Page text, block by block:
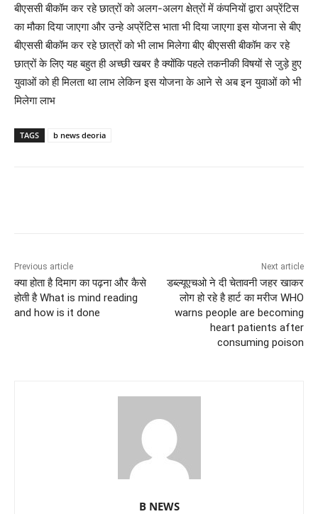
बीएससी बीकॉम कर रहे छात्रों को अलग-अलग क्षेत्रों में कंपनियों द्वारा अप्रेंटिस
का मौका दिया जाएगा और उन्हे अप्रेंटिस भाता भी दिया जाएगा इस योजना से बीए
बीएससी बीकॉम कर रहे छात्रों को भी लाभ मिलेगा बीए बीएससी बीकॉम कर रहे
छात्रों के लिए यह बहुत ही अच्छी खबर है क्योंकि पहले तकनीकी विषयों से जुड़े हुए
युवाओं को ही मिलता था लाभ लेकिन इस योजना के आने से अब इन युवाओं को भी
मिलेगा लाभ
TAGS b news deoria
Previous article
क्या होता है दिमाग का पढ़ना और कैसे
होती है What is mind reading
and how is it done
Next article
डब्ल्यूएचओ ने दी चेतावनी जहर खाकर
लोग हो रहे है हार्ट का मरीज WHO
warns people are becoming
heart patients after
consuming poison
B NEWS